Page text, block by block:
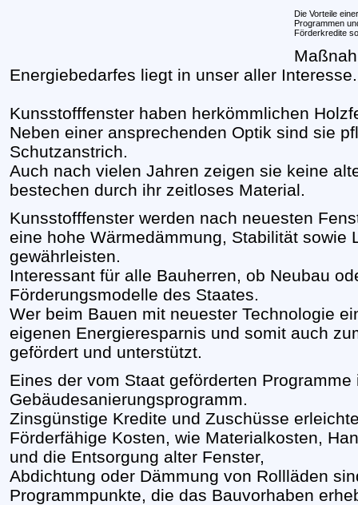
Die Vorteile
Programmen
Förderkredite
Energiebedarfes liegt in unser aller Interesse.
Kunsstofffenster haben herkömmlichen
Neben einer ansprechenden Optik sind sie
Schutzanstrich.
Auch nach vielen Jahren zeigen sie keine
bestechen durch ihr zeitloses Material.
Kunsstofffenster werden nach neuesten
eine hohe Wärmedämmung, Stabilität sowie
gewährleisten.
Interessant für alle Bauherren, ob Neubau
Förderungsmodelle des Staates.
Wer beim Bauen mit neuester Technologie
eigenen Energieresparnis und somit auch
gefördert und unterstützt.
Eines der vom Staat geförderten Programme
Gebäudesanierungsprogramm.
Zinsgünstige Kredite und Zuschüsse
Förderfähige Kosten, wie Materialkosten,
und die Entsorgung alter Fenster,
Abdichtung oder Dämmung von Rollläden
Programmpunkte, die das Bauvorhaben